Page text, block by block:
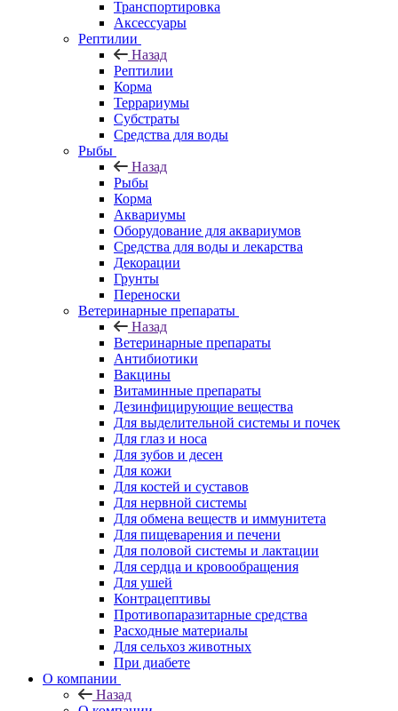
Транспортировка
Аксессуары
Рептилии
Назад
Рептилии
Корма
Террариумы
Субстраты
Средства для воды
Рыбы
Назад
Рыбы
Корма
Аквариумы
Оборудование для аквариумов
Средства для воды и лекарства
Декорации
Грунты
Переноски
Ветеринарные препараты
Назад
Ветеринарные препараты
Антибиотики
Вакцины
Витаминные препараты
Дезинфицирующие вещества
Для выделительной системы и почек
Для глаз и носа
Для зубов и десен
Для кожи
Для костей и суставов
Для нервной системы
Для обмена веществ и иммунитета
Для пищеварения и печени
Для половой системы и лактации
Для сердца и кровообращения
Для ушей
Контрацептивы
Противопаразитарные средства
Расходные материалы
Для сельхоз животных
При диабете
О компании
Назад